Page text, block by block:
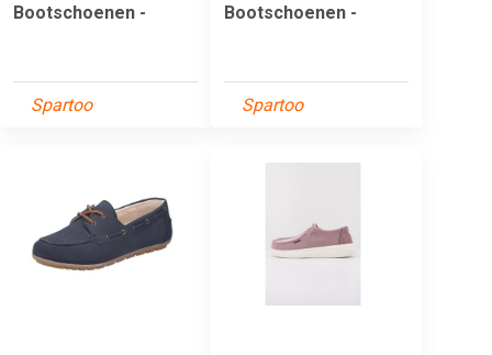
Bootschoenen -
Spartoo
Bootschoenen -
Spartoo